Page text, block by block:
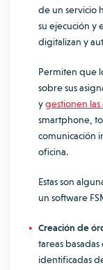
de un servicio
su ejecución y
digitalizan y
Permiten que
sobre sus
ygestionen
smartphone,
comunicación
oficina.
Estas son
un software
Creación de
tareas
identificadas